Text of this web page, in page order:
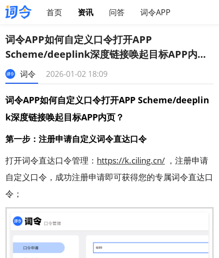
首页 资讯 问答 词令APP
词令APP如何自定义口令打开APP
Scheme/deeplink深度链接唤起目标APP内
页？词令 2026-01-02 18:09
词令APP如何自定义口令打开APP Scheme/deeplin
k深度链接唤起目标APP内页？
第一步：注册申请自定义词令直达口令
打开词令直达口令管理： https://k.ciling.cn/ ，注册申请
自定义口令，成功注册申请即可获得您的专属词令直达口
令；